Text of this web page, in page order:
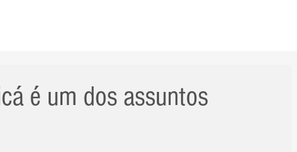
é um dos assuntos